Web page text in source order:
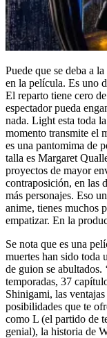
Puede que se deba a
en la película. Es uno
El reparto tiene cero
espectador pueda
nada. Light esta toda
momento transmite el
es una pantomima de
talla es Margaret
proyectos de mayor
contraposición, en las
más personajes. Eso
anime, tienes muchos
empatizar. En la
Se nota que es una
muertes han sido toda
de guion se abultados.
temporadas, 37
Shinigami, las
posibilidades que te
como L (el partido de
genial), la historia de